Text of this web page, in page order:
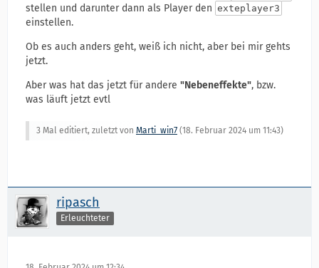
stellen und darunter dann als Player den exteplayer3
einstellen.
Ob es auch anders geht, weiß ich nicht, aber bei mir gehts
jetzt.
Aber was hat das jetzt für andere "Nebeneffekte", bzw.
was läuft jetzt evtl
3 Mal editiert, zuletzt von Marti_win7 (18. Februar 2024 um 11:43)
ripasch
Erleuchteter